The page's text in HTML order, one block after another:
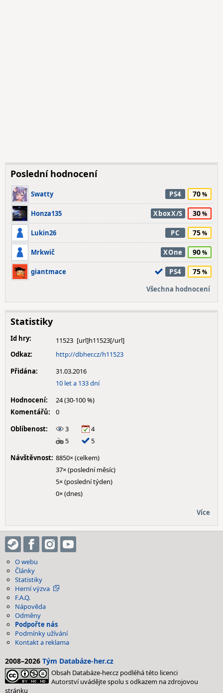
Poslední hodnocení
Swatty PS4 70
Honza135 XboxX/S 30
Lukin26 PC 75
Mrkwič XOne 90
giantmace PS4 75
Všechna hodnocení
Statistiky
Id hry:
11523
Odkaz:
http://dbher.cz/h11523
Přidána:
31.03.2016
10 let a 133 dní
Hodnocení:
24 (30-100 %)
Komentářů:
0
Oblíbenost:
3
4
5
5
Návštěvnost: 8850× (celkem)
37× (poslední měsíc)
5× (poslední týden)
0× (dnes)
Více
O webu
Články
Statistiky
Herní výzva
F.A.Q.
Nápověda
Odměny
Podpořte nás
Podmínky užívání
Kontakt a reklama
2008–2026 Tým Databáze-her.cz
Obsah Databáze-her.cz podléhá této licenci
Autorství uvádějte spolu s odkazem na zdrojovou
stránku